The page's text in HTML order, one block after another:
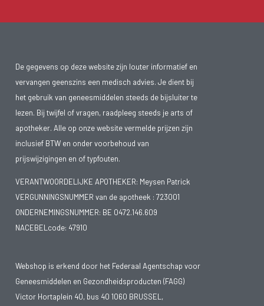
De gegevens op deze website zijn louter informatief en
vervangen geenszins een medisch advies. Je dient bij
het gebruik van geneesmiddelen steeds de bijsluiter te
lezen. Bij twijfel of vragen, raadpleeg steeds je arts of
apotheker. Alle op onze website vermelde prijzen zijn
inclusief BTW en onder voorbehoud van
prijswijzigingen en of typfouten.
VERANTWOORDELIJKE APOTHEKER: Meysen Patrick
VERGUNNINGSNUMMER van de apotheek : 723001
ONDERNEMINGSNUMMER: BE 0472.146.609
NACEBELcode: 47910
Webshop is erkend door het Federaal Agentschap voor
Geneesmiddelen en Gezondheidsproducten (FAGG)
Victor Hortaplein 40, bus 40 1060 BRUSSEL,